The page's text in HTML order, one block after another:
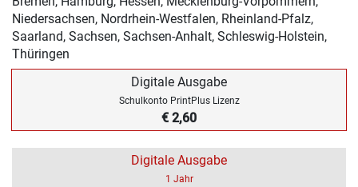
Niedersachsen, Nordrhein-Westfalen, Rheinland-Pfalz,
Saarland, Sachsen, Sachsen-Anhalt, Schleswig-Holstein,
Thüringen
Digitale Ausgabe
Schulkonto PrintPlus Lizenz
€ 2,60
Digitale Ausgabe
1 Jahr